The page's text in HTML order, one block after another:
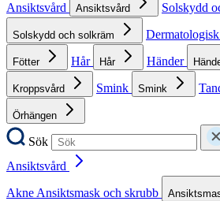
Ansiktsvård
Ansiktsvård Solskydd
Solskydd och solkräm
Fötter Hår Hår Händer
Kroppsvård Smink Smink
Örhängen
Sök
Ansiktsvård
AkneAnsiktsmask och skrubb